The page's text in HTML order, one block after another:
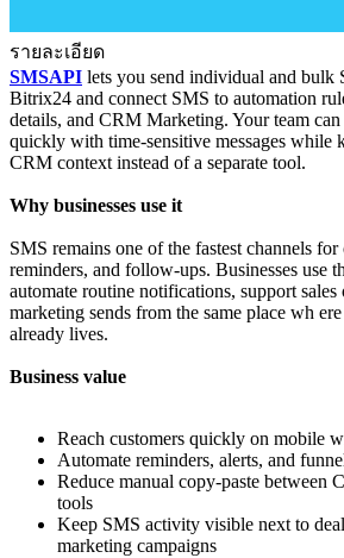
รายละเอียด
SMSAPI lets you send individual and bulk
Bitrix24 and connect SMS to automation
details, and CRM Marketing. Your team can
quickly with time-sensitive messages while
CRM context instead of a separate tool.
Why businesses use it
SMS remains one of the fastest channels
reminders, and follow-ups. Businesses use
automate routine notifications, support sales
marketing sends from the same place wh
already lives.
Business value
Reach customers quickly on mobile
Automate reminders, alerts, and
Reduce manual copy-paste between
tools
Keep SMS activity visible next to
marketing campaigns